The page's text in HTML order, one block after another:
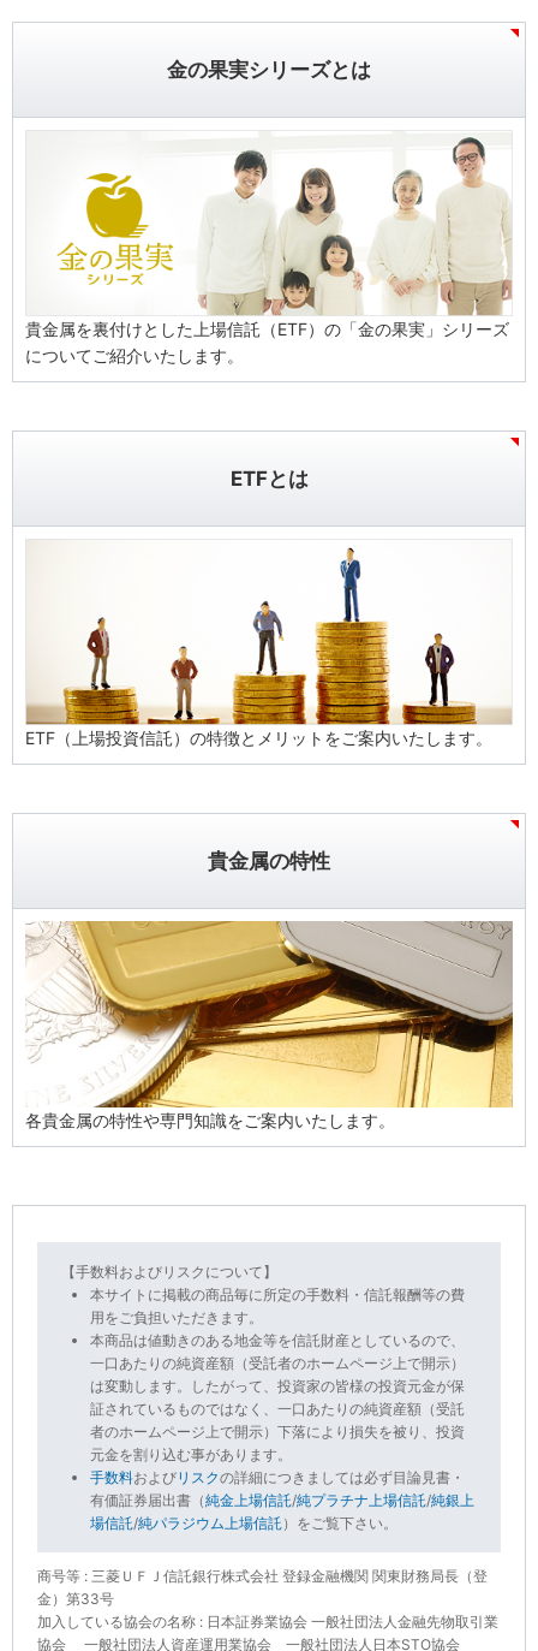
金の果実シリーズとは
貴金属を裏付けとした上場信託（ETF）の「金の果実」シリーズ
についてご紹介いたします。
ETFとは
ETF（上場投資信託）の特徴とメリットをご案内いたします。
貴金属の特性
各貴金属の特性や専門知識をご案内いたします。
【手数料およびリスクについて】
本サイトに掲載の商品毎に所定の手数料・信託報酬等の費
用をご負担いただきます。
本商品は値動きのある地金等を信託財産としているので、
一口あたりの純資産額（受託者のホームページ上で開示）
は変動します。したがって、投資家の皆様の投資元金が保
証されているものではなく、一口あたりの純資産額（受託
者のホームページ上で開示）下落により損失を被り、投資
元金を割り込む事があります。
手数料およびリスクの詳細につきましては必ず目論見書・
有価証券届出書（純金上場信託/純プラチナ上場信託/純銀上
場信託/純パラジウム上場信託 ）をご覧下さい。
商号等 : 三菱ＵＦＪ信託銀行株式会社 登録金融機関 関東財務局長（登
金）第33号
加入している協会の名称 : 日本証券業協会 一般社団法人金融先物取引業
協会 一般社団法人資産運用業協会 一般社団法人日本STO協会